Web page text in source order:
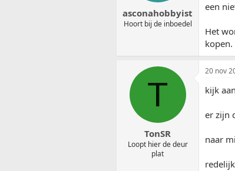
asconahobbyist
Hoort bij de inboedel
een
Het
kopen.
T
TonSR
Loopt hier de deur
plat
20 nov
kijk
er zijn
naar